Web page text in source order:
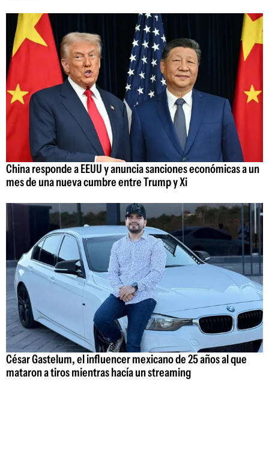
China responde a EEUU y anuncia sanciones económicas a un
mes de una nueva cumbre entre Trump y Xi
César Gastelum, el influencer mexicano de 25 años al que
mataron a tiros mientras hacía un streaming